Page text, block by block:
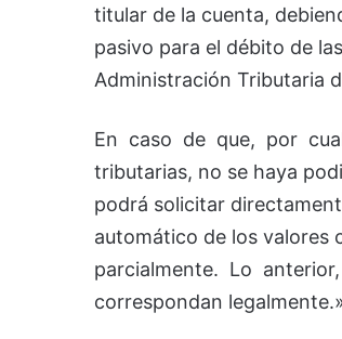
titular de la cuenta,
pasivo para el débito de
Administración Tributaria
En caso de que, por
tributarias, no se haya
podrá solicitar
automático de los valores
parcialmente. Lo
correspondan